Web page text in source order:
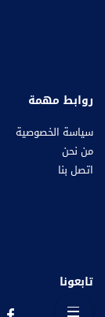
روابط مهمة
سياسة الخصوصية
من نحن
اتصل بنا
تابعونا